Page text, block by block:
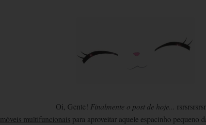
Oi, Gente! Finalmente o post de hoje...
móveis multifuncionais para aproveitar aquele espacinho pequeno